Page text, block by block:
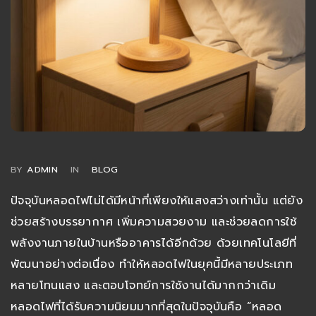
BY ADMIN IN BLOG
ปัจจุบันหลอดไฟไม่ได้มีหน้าที่เพียงให้แสงสว่างเท่านั้น แต่ยัง
ช่วยสร้างบรรยากาศ เพิ่มความสวยงาม และช่วยลดการใช้
พลังงานภายในบ้านหรืออาคารได้อีกด้วย ด้วยเทคโนโลยีที่
พัฒนาอย่างต่อเนื่อง ทำให้หลอดไฟในยุคนี้มีหลายประเภท
หลายโทนแสง และตอบโจทย์การใช้งานได้มากกว่าเดิม
หลอดไฟที่ได้รับความนิยมมากที่สุดในปัจจุบันคือ “หลอด